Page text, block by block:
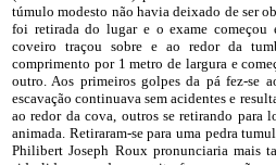
túmulo modesto não havia deixado de ser
foi retirada do lugar e o exame começou
coveiro traçou sobre e ao redor da
comprimento por 1 metro de largura e
outro. Aos primeiros golpes da pá fez-se
escavação continuava sem acidentes e
ao redor da cova, outros se retirando para
animada. Retiraram-se para uma pedra
Philibert Joseph Roux pronunciaria mais